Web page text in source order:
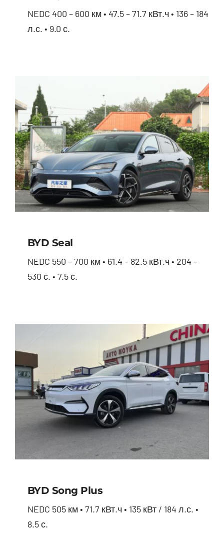
NEDC 400 – 600 км • 47.5 – 71.7 кВт.ч • 136 – 184
л.с. • 9.0 с.
BYD Seal
NEDC 550 – 700 км • 61.4 – 82.5 кВт.ч • 204 –
530 с. • 7.5 с.
BYD Song Plus
NEDC 505 км • 71.7 кВт.ч • 135 кВт / 184 л.с. •
8.5 с.